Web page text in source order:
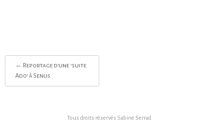
Post
navigation
← Reportage d’une ‘suite
Ado’ à Senlis
Tous droits réservés Sabine Serrad.